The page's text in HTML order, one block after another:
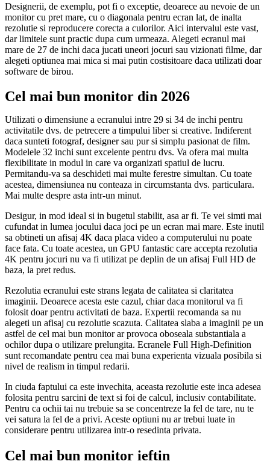
Designerii, de exemplu, pot fi o exceptie, deoarece au nevoie de un
monitor cu pret mare, cu o diagonala pentru ecran lat, de inalta
rezolutie si reproducere corecta a culorilor. Aici intervalul este vast,
dar limitele sunt practic dupa cum urmeaza. Alegeti ecranul mai
mare de 27 de inchi daca jucati uneori jocuri sau vizionati filme, dar
alegeti optiunea mai mica si mai putin costisitoare daca utilizati doar
software de birou.
Cel mai bun monitor din 2026
Utilizati o dimensiune a ecranului intre 29 si 34 de inchi pentru
activitatile dvs. de petrecere a timpului liber si creative. Indiferent
daca sunteti fotograf, designer sau pur si simplu pasionat de film.
Modelele 32 inchi sunt excelente pentru dvs. Va ofera mai multa
flexibilitate in modul in care va organizati spatiul de lucru.
Permitandu-va sa deschideti mai multe ferestre simultan. Cu toate
acestea, dimensiunea nu conteaza in circumstanta dvs. particulara.
Mai multe despre asta intr-un minut.
Desigur, in mod ideal si in bugetul stabilit, asa ar fi. Te vei simti mai
cufundat in lumea jocului daca joci pe un ecran mai mare. Este inutil
sa obtineti un afisaj 4K daca placa video a computerului nu poate
face fata. Cu toate acestea, un GPU fantastic care accepta rezolutia
4K pentru jocuri nu va fi utilizat pe deplin de un afisaj Full HD de
baza, la pret redus.
Rezolutia ecranului este strans legata de calitatea si claritatea
imaginii. Deoarece acesta este cazul, chiar daca monitorul va fi
folosit doar pentru activitati de baza. Expertii recomanda sa nu
alegeti un afisaj cu rezolutie scazuta. Calitatea slaba a imaginii pe un
astfel de cel mai bun monitor ar provoca oboseala substantiala a
ochilor dupa o utilizare prelungita. Ecranele Full High-Definition
sunt recomandate pentru cea mai buna experienta vizuala posibila si
nivel de realism in timpul redarii.
In ciuda faptului ca este invechita, aceasta rezolutie este inca adesea
folosita pentru sarcini de text si foi de calcul, inclusiv contabilitate.
Pentru ca ochii tai nu trebuie sa se concentreze la fel de tare, nu te
vei satura la fel de a privi. Aceste optiuni nu ar trebui luate in
considerare pentru utilizarea intr-o resedinta privata.
Cel mai bun monitor ieftin